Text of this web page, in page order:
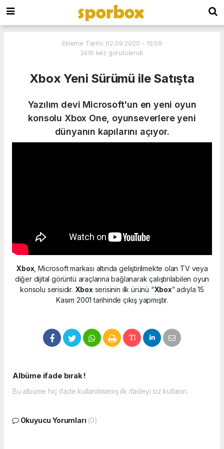
Ekleme Tarihi: 02.09.2020 - 15:59
2416 kez görütülendi.
Xbox Yeni Sürümü ile Satışta
Yazılım devi Microsoft'un en yeni oyun
konsolu Xbox One, oyunseverlere yeni
dünyanın kapılarını açıyor.
Xbox , Microsoft markası altında geliştirilmekte olan TV veya
diğer dijital görüntü araçlarına bağlanarak çalıştırılabilen oyun
konsolu serisidir. Xbox serisinin ilk ürünü “Xbox” adıyla 15
Kasım 2001 tarihinde çıkış yapmıştır.
Albüme ifade bırak !
Bu albüme hiç ifade kullanılmamış ilk ifadeyi siz kullanın.
Okuyucu Yorumları (0)